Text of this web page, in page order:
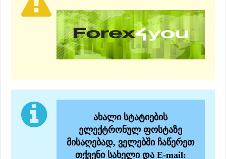
ახალი სტატიების
ელექტრონულ ფოსტაზე
მისაღებად, ველებში ჩაწერეთ
თქვენი სახელი და E-mail: